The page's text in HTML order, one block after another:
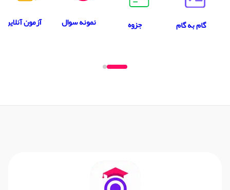
گام به گام جزوه نمونه سوال آزمون آنلاین